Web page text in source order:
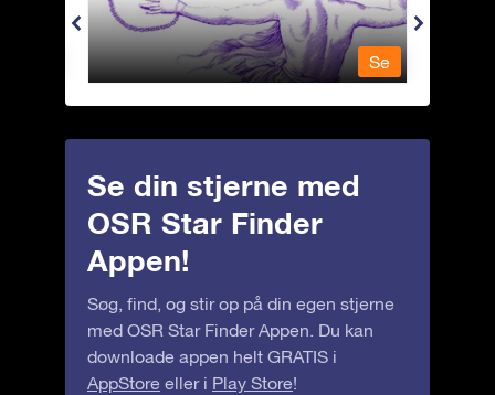
Se
Se din stjerne med
OSR Star Finder
Appen!
Søg, find, og stir op på din egen stjerne
med OSR Star Finder Appen. Du kan
downloade appen helt GRATIS i
AppStore eller i Play Store!